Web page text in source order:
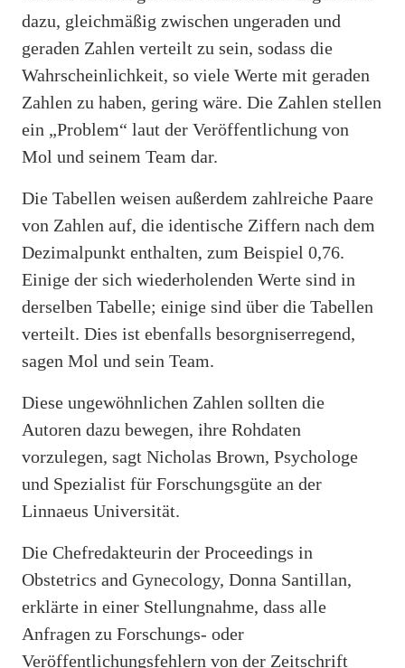
dazu, gleichmäßig zwischen ungeraden und
geraden Zahlen verteilt zu sein, sodass die
Wahrscheinlichkeit, so viele Werte mit geraden
Zahlen zu haben, gering wäre. Die Zahlen stellen
ein „Problem“ laut der Veröffentlichung von
Mol und seinem Team dar.
Die Tabellen weisen außerdem zahlreiche Paare
von Zahlen auf, die identische Ziffern nach dem
Dezimalpunkt enthalten, zum Beispiel 0,76.
Einige der sich wiederholenden Werte sind in
derselben Tabelle; einige sind über die Tabellen
verteilt. Dies ist ebenfalls besorgniserregend,
sagen Mol und sein Team.
Diese ungewöhnlichen Zahlen sollten die
Autoren dazu bewegen, ihre Rohdaten
vorzulegen, sagt Nicholas Brown, Psychologe
und Spezialist für Forschungsgüte an der
Linnaeus Universität.
Die Chefredakteurin der Proceedings in
Obstetrics and Gynecology, Donna Santillan,
erklärte in einer Stellungnahme, dass alle
Anfragen zu Forschungs- oder
Veröffentlichungsfehlern von der Zeitschrift